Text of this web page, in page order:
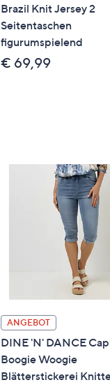
Brazil Knit Jersey 2
Seitentaschen
figurumspielend
€ 69,99
ANGEBOT
DINE 'N' DANCE
Boogie Woogie
Blätterstickerei